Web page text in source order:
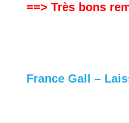
==> Très bons
France Gall –